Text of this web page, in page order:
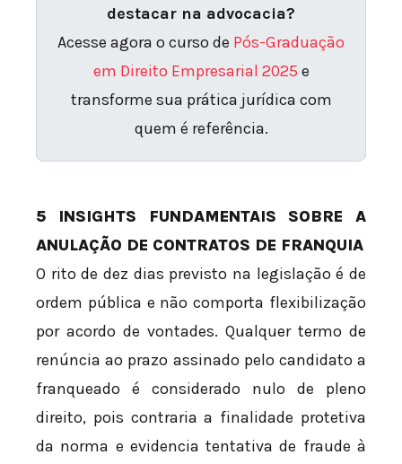
destacar na advocacia?
Acesse agora o curso de Pós-Graduação
em Direito Empresarial 2025 e
transforme sua prática jurídica com
quem é referência.
5 INSIGHTS FUNDAMENTAIS SOBRE A
ANULAÇÃO DE CONTRATOS DE FRANQUIA
O rito de dez dias previsto na legislação é de
ordem pública e não comporta flexibilização
por acordo de vontades. Qualquer termo de
renúncia ao prazo assinado pelo candidato a
franqueado é considerado nulo de pleno
direito, pois contraria a finalidade protetiva
da norma e evidencia tentativa de fraude à